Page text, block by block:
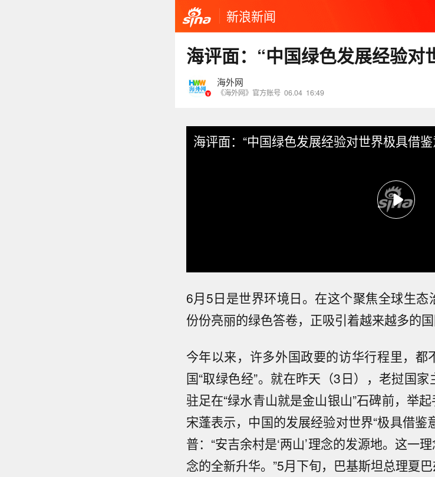
新浪新闻
海评面：“中国绿色发展经验对
海外网
《海外网》官方账号 06.04 16:49
海评面：“中国绿色发展经验对世界极具借鉴
6月5日是世界环境日。在这个聚焦全球生
份份亮丽的绿色答卷，正吸引着越来越多的国
今年以来，许多外国政要的访华行程里，都
国“取绿色经”。就在昨天（3日），老挝国
驻足在“绿水青山就是金山银山”石碑前，举
宋蓬表示，中国的发展经验对世界“极具借鉴
普：“安吉余村是‘两山’理念的发源地。这一
念的全新升华。”5月下旬，巴基斯坦总理夏